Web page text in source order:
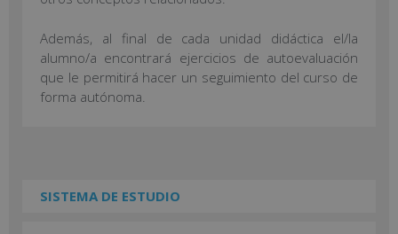
Además, al final de cada unidad didáctica el/la
alumno/a encontrará ejercicios de autoevaluación
que le permitirá hacer un seguimiento del curso de
forma autónoma.
SISTEMA DE ESTUDIO